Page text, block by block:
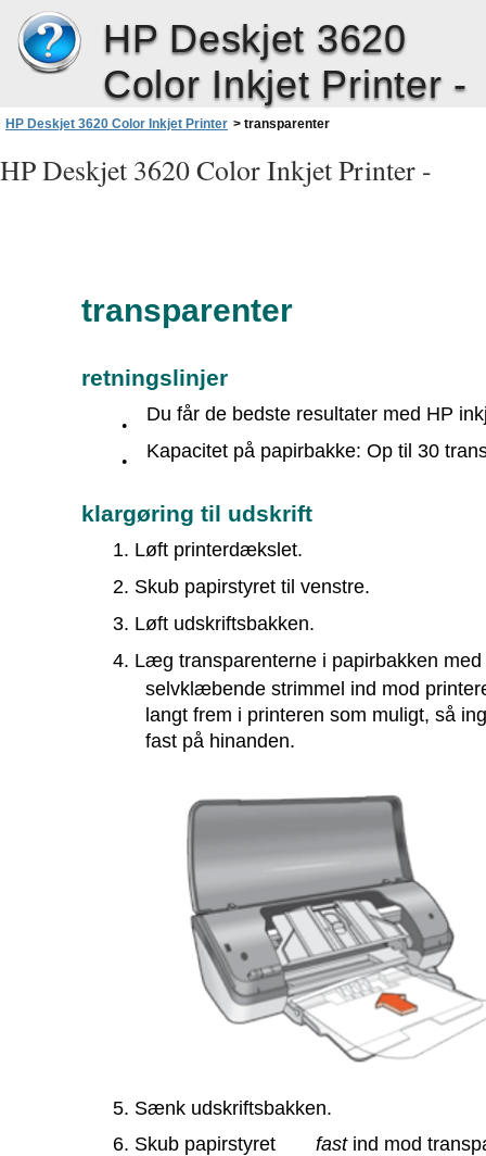
HP Deskjet 3620
Color Inkjet Printer -
HP Deskjet 3620 Color Inkjet Printer > transparenter
HP Deskjet 3620 Color Inkjet Printer -
transparenter
retningslinjer
●
Du får de bedste resultater med HP
● Kapacitet på papirbakke: Op til 30
klargøring til udskrift
1. Løft printerdækslet.
2. Skub papirstyret til venstre.
3. Løft udskriftsbakken.
4. Læg transparenterne i papirbakken
selvklæbende strimmel ind mod
langt frem i printeren som muligt, så
fast på hinanden.
5. Sænk udskriftsbakken.
6. Skub papirstyret
fast ind mod